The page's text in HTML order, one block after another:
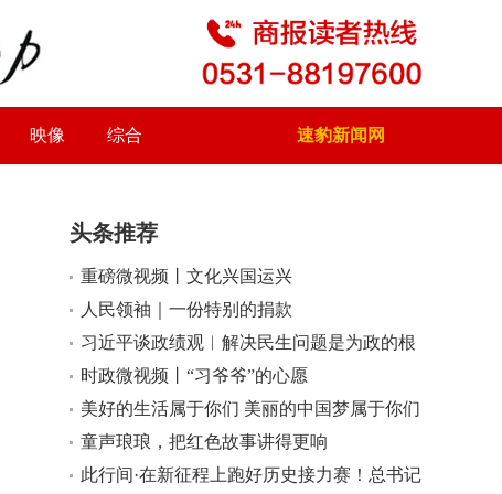
映像 综合 速豹新闻网
大
头条推荐
重磅微视频丨文化兴国运兴
人民领袖｜一份特别的捐款
习近平谈政绩观︱解决民生问题是为政的根
本
时政微视频丨“习爷爷”的心愿
美好的生活属于你们 美丽的中国梦属于你们
童声琅琅，把红色故事讲得更响
此行间·在新征程上跑好历史接力赛！总书记